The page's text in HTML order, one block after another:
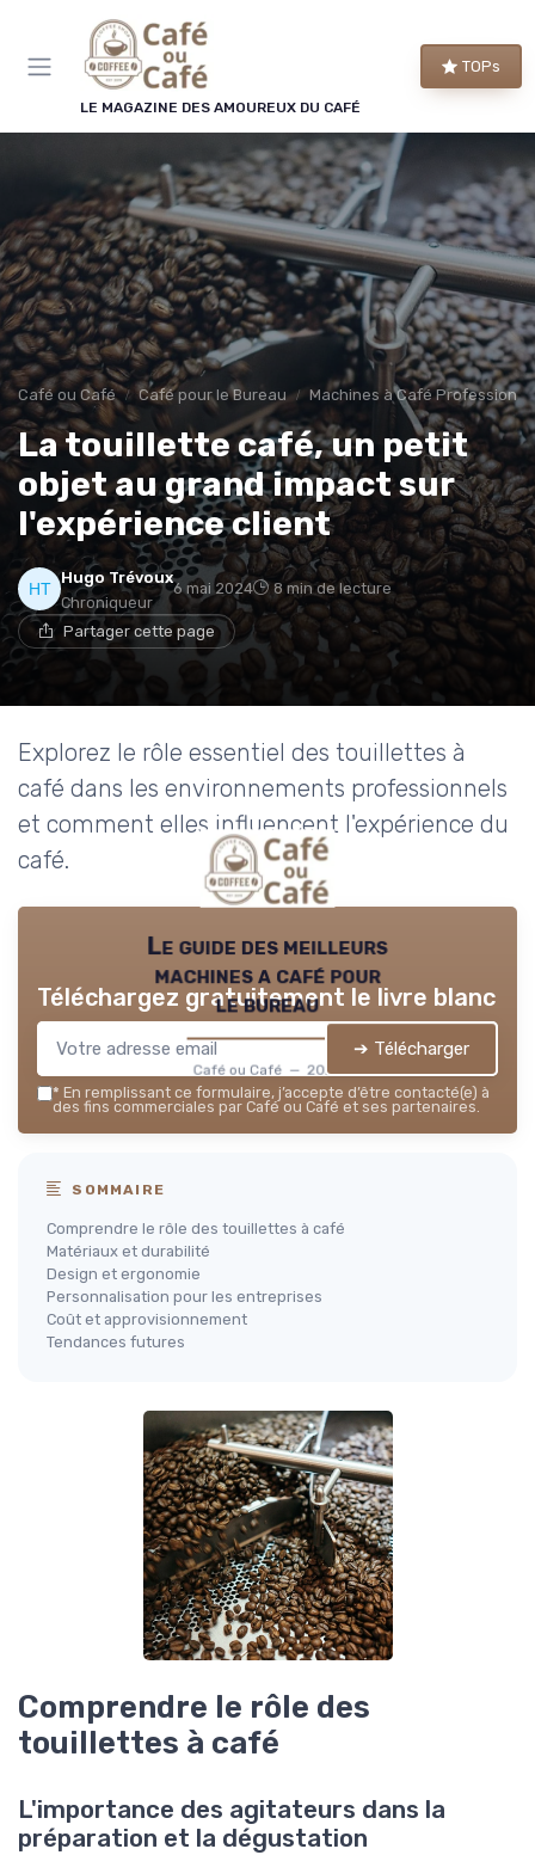
LE MAGAZINE DES AMOUREUX DU CAFÉ
TOPs
Café ou Café Café pour le Bureau Machines à Café
La touillette café, un petit
objet au grand impact sur
l'expérience client
Hugo Trévoux
Chroniqueur
6 mai 2024 8 min de lecture
Partager cette page
Explorez le rôle essentiel des touillettes à
café dans les environnements professionnels
et comment elles influencent l'expérience du
café.
Le guide des meilleurs
machines a café pour
le bureau
Café ou Café — 2026
Téléchargez gratuitement le livre blanc
➔ Télécharger
* En remplissant ce formulaire, j’accepte d’être contacté(e) à
des fins commerciales par Café ou Café et ses partenaires.
SOMMAIRE
Comprendre le rôle des touillettes à café
Matériaux et durabilité
Design et ergonomie
Personnalisation pour les entreprises
Coût et approvisionnement
Tendances futures
Comprendre le rôle des
touillettes à café
L'importance des agitateurs dans la
préparation et la dégustation
→ Je rejoins le club
* En rejoignant le club, j'accepte de recevoir les emails
de Café ou Café et les offres de ses partenaires.
Panneau de gestion des cookies